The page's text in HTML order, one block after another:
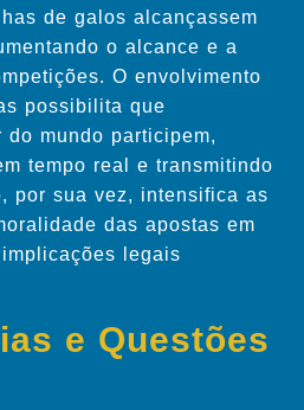
de galos alcançassem
o alcance e a
O envolvimento
possibilita que
mundo participem,
tempo real e transmitindo
por sua vez, intensifica as
das apostas em
legais
e Questões